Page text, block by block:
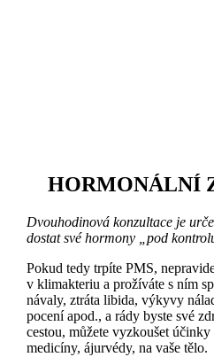
HORMONÁLNÍ
Dvouhodinová konzultace je
dostat své hormony „pod
Pokud tedy trpíte PMS,
v klimakteriu a prožíváte s ním
návaly, ztráta libida, výkyvy
pocení apod., a rády byste své
cestou, můžete vyzkoušet
medicíny, ájurvédy, na vaše tělo.